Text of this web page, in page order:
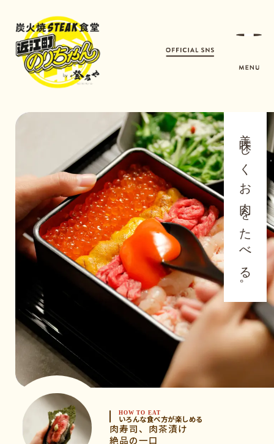
美味しくお肉をたべる。
HOW TO EAT
いろんな食べ方が楽しめる
肉寿司、肉茶漬け
絶品の一口